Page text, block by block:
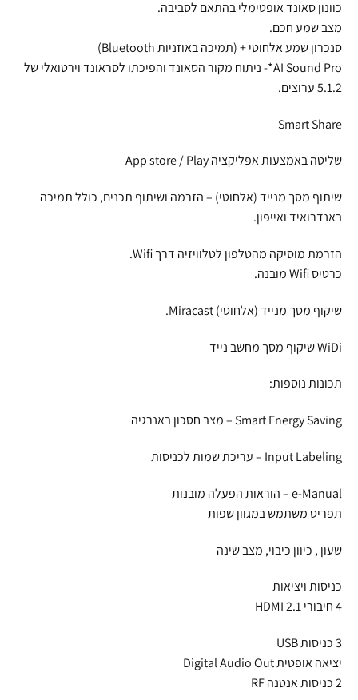
כוונון סאונד אופטימלי בהתאם לסביבה.
מצב שמע חכם.
סנכרון שמע אלחוטי + (תמיכה באוזניות Bluetooth)
AI Sound Pro*- ניתוח מקור הסאונד והפיכתו לסראונד וירטואלי של
5.1.2 ערוצים.
Smart Share
שליטה באמצעות אפליקציה App store / Play
שיתוף מסך מנייד (אלחוטי) – הזרמה ושיתוף תכנים, כולל תמיכה
באנדרואיד ואייפון.
הזרמת מוסיקה מהטלפון לטלוויזיה דרך Wifi.
כרטיס Wifi מובנה.
שיקוף מסך מנייד (אלחוטי) Miracast.
WiDi שיקוף מסך מחשב נייד
תכונות נוספות:
Smart Energy Saving – מצב חסכון באנרגיה
Input Labeling – עריכת שמות לכניסות
e-Manual – הוראות הפעלה מובנות
תפריט משתמש במגוון שפות
שעון , כיוון כיבוי, מצב שינה
כניסות ויציאות
4 חיבורי HDMI 2.1
3 כניסות USB
יציאה אופטית Digital Audio Out
2 כניסות אנטנה RF